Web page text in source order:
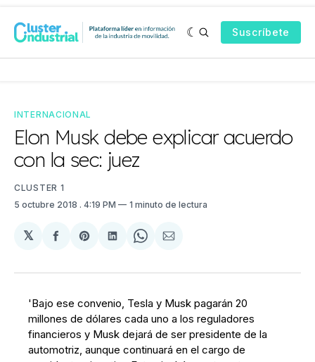
Suscríbete
INTERNACIONAL
Elon Musk debe explicar acuerdo
con la sec: juez
CLUSTER 1
5 octubre 2018 . 4:19 PM 1 minuto de lectura
𝕏
Compartir
Facebook
Share
Pinterest
Compartir
LinkedIn
Share
WhatsApp
Compartir
Email
'Bajo ese convenio, Tesla y Musk pagarán 20
millones de dólares cada uno a los reguladores
financieros y Musk dejará de ser presidente de la
automotriz, aunque continuará en el cargo de